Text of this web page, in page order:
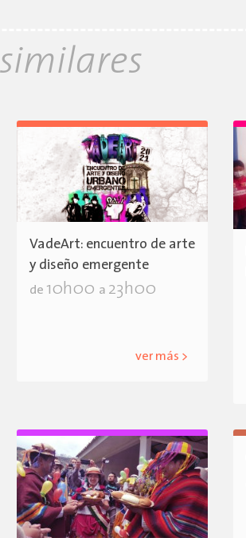
VadeArt: encuentro de arte
y diseño emergente
de 10h00 a 23h00
ver más >